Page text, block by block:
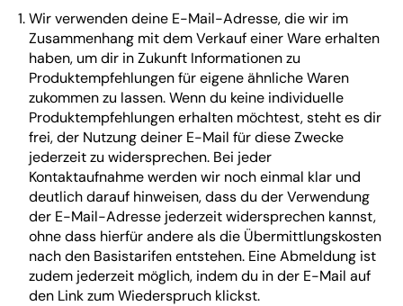
Wir verwenden deine E-Mail-Adresse, die wir im
Zusammenhang mit dem Verkauf einer Ware erhalten
haben, um dir in Zukunft Informationen zu
Produktempfehlungen für eigene ähnliche Waren
zukommen zu lassen. Wenn du keine individuelle
Produktempfehlungen erhalten möchtest, steht es dir
frei, der Nutzung deiner E-Mail für diese Zwecke
jederzeit zu widersprechen. Bei jeder
Kontaktaufnahme werden wir noch einmal klar und
deutlich darauf hinweisen, dass du der Verwendung
der E-Mail-Adresse jederzeit widersprechen kannst,
ohne dass hierfür andere als die Übermittlungskosten
nach den Basistarifen entstehen. Eine Abmeldung ist
zudem jederzeit möglich, indem du in der E-Mail auf
den Link zum Wiederspruch klickst.